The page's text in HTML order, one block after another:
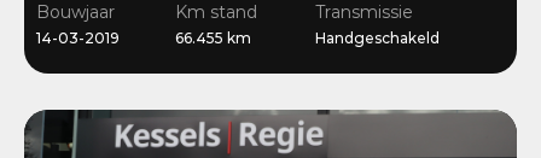
Bouwjaar
14-03-2019
Km stand
66.455 km
Transmissie
Handgeschakeld